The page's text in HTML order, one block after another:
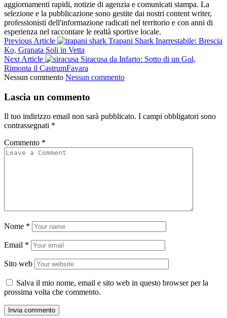
aggiornamenti rapidi, notizie di agenzia e comunicati stampa. La
selezione e la pubblicazione sono gestite dai nostri content writer,
professionisti dell'informazione radicati nel territorio e con anni di
esperienza nel raccontare le realtà sportive locale.
Previous Article
Trapani Shark Inarrestabile: Brescia
Ko, Granata Soli in Vetta
Next Article
Siracusa da Infarto: Sotto di un Gol,
Rimonta il CastrumFavara
Nessun commento Nessun commento
Lascia un commento
Il tuo indirizzo email non sarà pubblicato. I campi obbligatori sono
contrassegnati *
Commento *
Nome *
Email *
Sito web
Salva il mio nome, email e sito web in questo browser per la
prossima volta che commento.